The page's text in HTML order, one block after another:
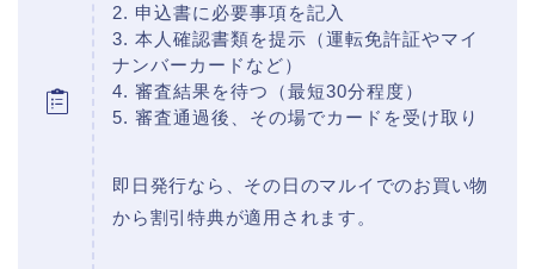
2. 申込書に必要事項を記入
3. 本人確認書類を提示（運転免許証やマイ
ナンバーカードなど）
4. 審査結果を待つ（最短30分程度）
5. 審査通過後、その場でカードを受け取り
即日発行なら、その日のマルイでのお買い物
から割引特典が適用されます。